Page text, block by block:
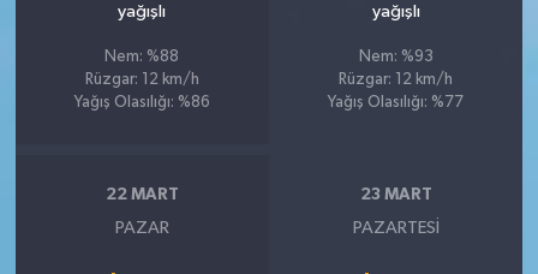
yağışlı
Nem: %88
Rüzgar: 12 km/h
Yağış Olasılığı: %86
yağışlı
Nem: %93
Rüzgar: 12 km/h
Yağış Olasılığı: %77
22 MART
PAZAR
23 MART
PAZARTESI